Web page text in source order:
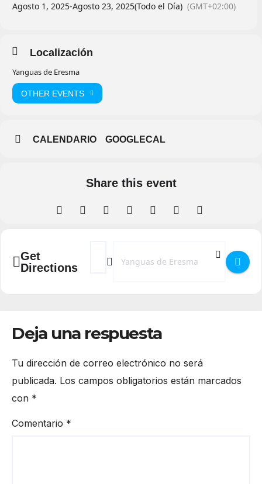
Agosto 1, 2025-Agosto 23, 2025(Todo el Día) (GMT+02:00)
Localización
Yanguas de Eresma
OTHER EVENTS
CALENDARIO GOOGLECAL
Share this event
Get
Directions
Address - Fiestas 2025 en Yanguas de
Destination Address - Fiestas 2025
Deja una respuesta
Tu dirección de correo electrónico no será
publicada. Los campos obligatorios están marcados
con *
Comentario *